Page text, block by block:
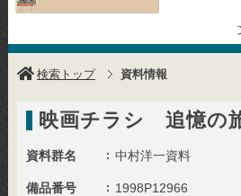
検索トップ 資料情報
映画チラシ 追憶の
資料群名 中村洋一資料
備品番号 1998P12966